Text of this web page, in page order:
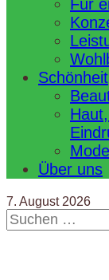
Für
Schönheit
Mode
Über uns
7. August 2026
Suchen
nach: